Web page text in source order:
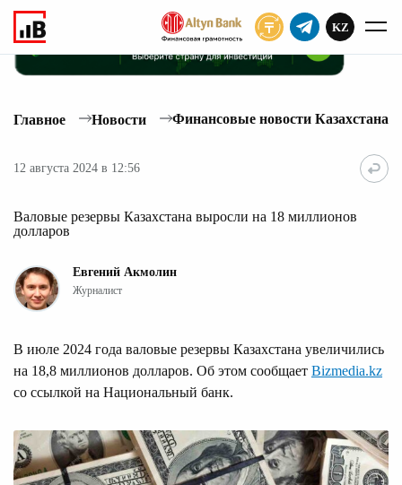
KZ
Главное Новости Финансовые новости Казахстана
12 августа 2024 в 12:56
Валовые резервы Казахстана выросли на 18 миллионов
долларов
Евгений Акмолин
Журналист
В июле 2024 года валовые резервы Казахстана увеличились
на 18,8 миллионов долларов. Об этом сообщает Bizmedia.kz
cо ссылкой на Национальный банк.